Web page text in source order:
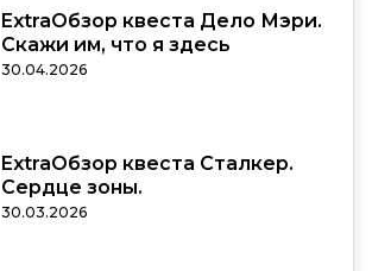
ExtraОбзор квеста Дело Мэри.
Скажи им, что я здесь
30.04.2026
ExtraОбзор квеста Сталкер.
Сердце зоны.
30.03.2026